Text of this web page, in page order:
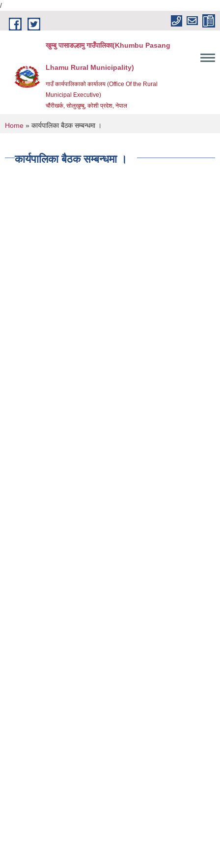
/
Skip to main content
खुम्बु पासाङल्हामु गाउँपालिका(Khumbu Pasang
Lhamu Rural Municipality)
गाउँ कार्यपालिकाको कार्यालय (Office Of the Rural
Municipal Executive)
चौंरीखर्क, सोलुखुम्बु, कोशी प्रदेश, नेपाल
You are here
Home » कार्यपालिका बैठक सम्बन्धमा ।
कार्यपालिका बैठक सम्बन्धमा ।